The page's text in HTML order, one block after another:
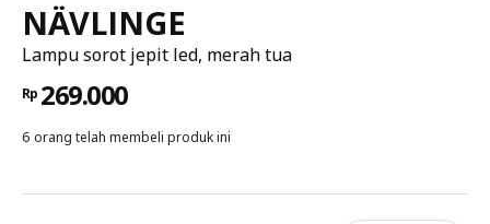
NÄVLINGE
Lampu sorot jepit led, merah tua
Rp 269.000
6 orang telah membeli produk ini